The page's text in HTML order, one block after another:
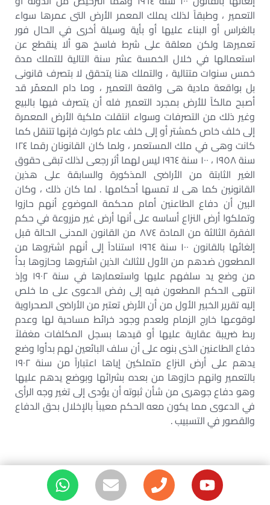
التعمير ، وطبقاً لذلك يملك المعمر الأرض التى عمرها سواء
بالغراس أو البناء عليها أو بأية وسيلة أخرى في الحال فور
تعميرها ولكن معلقة على شرط فاسخ هو ألا ينقطع عن
استعمالها في خلال الخمسة عشر سنة التالية للتملك مدة
خمس سنوات متتالية ، والتملك هنا يتحقق لا بتصرف قانونى
بل بواقعة مادية هى واقعة التعمير ، وما دام المعمّر قد
أصبح مالكاً للأرض بمجرد التعمير فله أن يتصرف فيها بالبيع
وغير ذلك من التصرفات وسواء انتقلت ملكية الأرض المعمرة
إلى خلف خاص كمشتر أو إلى خلف عام كوارث فإنها تتنقل كما
كانت وهى في ملك المستعمر ، ولما كان القانونان رقما ١٢٤
سنة ١٩٥٨ ، ١٠٠ سنة ١٩٦٤ ليس لهما أثر رجعى لذلك تبقى حقوق
الغير الثابتة من الأراضى المذكورة والسابقة على هذين
القانونين كما هى لا تمسها أحكامها . لما كان ذلك ، وكان
البين أن دفاع الطاعنين أمام محكمة الموضوع أنهم حازوا
وتملكوا أرض النزاع أساسه على أنها أرض غير مزروعة في حكم
الفقرة الثالثة من المادة ٨٧٤ من القانون المدنى الحالة قبل
إلغائها بالقانون ١٠٠ سنة ١٩٦٤ استناداً إلى أنهم اشتروها من
المطعون ضدهم من الأول للثالث الذين اشتروها وحازوها بدأ
من وضع يد سلفهم عليها واستعمارها في سنة ١٩٠٢ وإذ
انتهى الحكم المطعون فيه إلى رفض الدعوى على ما خلص
إليه تقرير الخبير الأول من أن الأرض تعتبر من الأراضى الصحراوية
لوقوعها خارج الزمام ولعدم وجود خرائط مساحية لها وعدم
ربط ضريبة عقارية عليها أو قيدها بسجل المكلفات مغفلاً
دفاع الطاعنين الذى بنوه على أن سلف البائعين لهم بدأوا وضع
يدهم على أرض النزاع متملكين إياها اعتباراً من سنة ١٩٠٢
بالتعمير وانهم حازوها من بعده بشرائها وبوضع يدهم عليها
وهو دفاع جوهرى من شأن ثبوته أن يؤدى إلى تغير وجه الرأى
في الدعوى مما يكون معه الحكم معيباً بالإخلال بحق الدفاع
والقصور في التسبيب .
الطعن رقم ٤٥٢١ لسنة ٦٧ قضائية الدوائر المدنية – جلسة
٢٠١١/٠١/٠٨